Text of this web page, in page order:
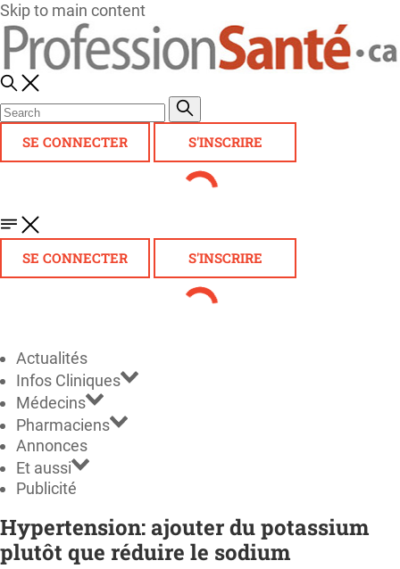
Skip to main content
SE CONNECTER S'INSCRIRE
SE CONNECTER S'INSCRIRE
Actualités
Infos Cliniques
Médecins
Pharmaciens
Annonces
Et aussi
Publicité
Hypertension: ajouter du potassium
plutôt que réduire le sodium